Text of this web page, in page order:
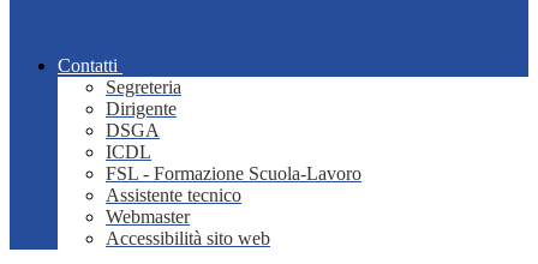
Contatti
Segreteria
Dirigente
DSGA
ICDL
FSL - Formazione Scuola-Lavoro
Assistente tecnico
Webmaster
Accessibilità sito web